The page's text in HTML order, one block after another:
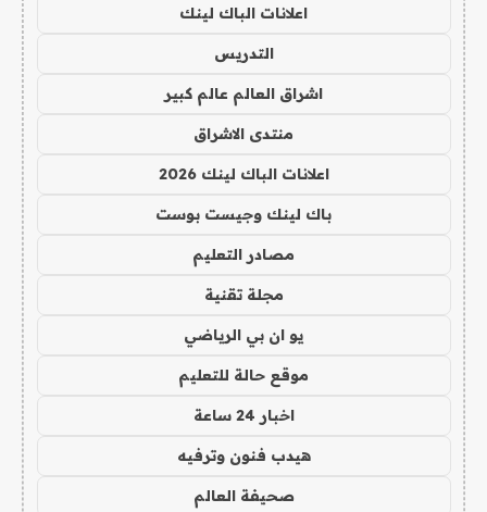
اعلانات الباك لينك
التدريس
اشراق العالم عالم كبير
منتدى الاشراق
اعلانات الباك لينك 2026
باك لينك وجيست بوست
مصادر التعليم
مجلة تقنية
يو ان بي الرياضي
موقع حالة للتعليم
اخبار 24 ساعة
هيدب فنون وترفيه
صحيفة العالم